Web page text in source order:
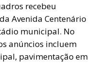
recebeu
Avenida Centenário
municipal. No
anúncios incluem
pavimentação em